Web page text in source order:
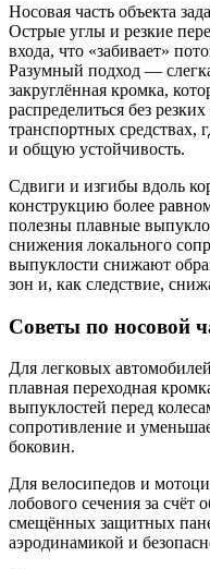
Носовая часть объекта
Острые углы и резкие
входа, что «забивает»
Разумный подход —
закруглённая кромка,
распределиться без
транспортных средствах,
и общую устойчивость.
Сдвиги и изгибы вдоль
конструкцию более
полезны плавные
снижения локального
выпуклости снижают
зон и, как следствие,
Советы по носовой
Для легковых
плавная переходная
выпуклостей перед
сопротивление и
боковин.
Для велосипедов и
лобового сечения за счёт
смещённых защитных
аэродинамикой и